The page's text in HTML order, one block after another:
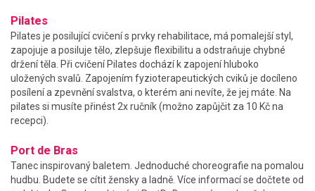
Pilates
Pilates je posilující cvičení s prvky rehabilitace, má pomalejší styl,
zapojuje a posiluje tělo, zlepšuje flexibilitu a odstraňuje chybné
držení těla. Při cvičení Pilates dochází k zapojení hluboko
uložených svalů. Zapojením fyzioterapeutických cviků je docíleno
posílení a zpevnění svalstva, o kterém ani nevíte, že jej máte. Na
pilates si musíte přinést 2x ručník (možno zapůjčit za 10 Kč na
recepci).
Port de Bras
Tanec inspirovaný baletem. Jednoduché choreografie na pomalou
hudbu. Budete se cítit žensky a ladně. Více informací se dočtete od